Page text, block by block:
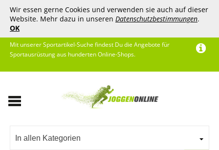
Wir essen gerne Cookies und verwenden sie auch auf dieser
Website. Mehr dazu in unseren Datenschutzbestimmungen.
OK
Mit unserer Sportartikel-Suche findest Du die Angebote für
Sportausrüstung aus hunderten Online-Shops.
In allen Kategorien